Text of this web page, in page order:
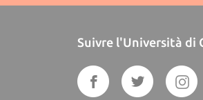
Suivre l'Università di